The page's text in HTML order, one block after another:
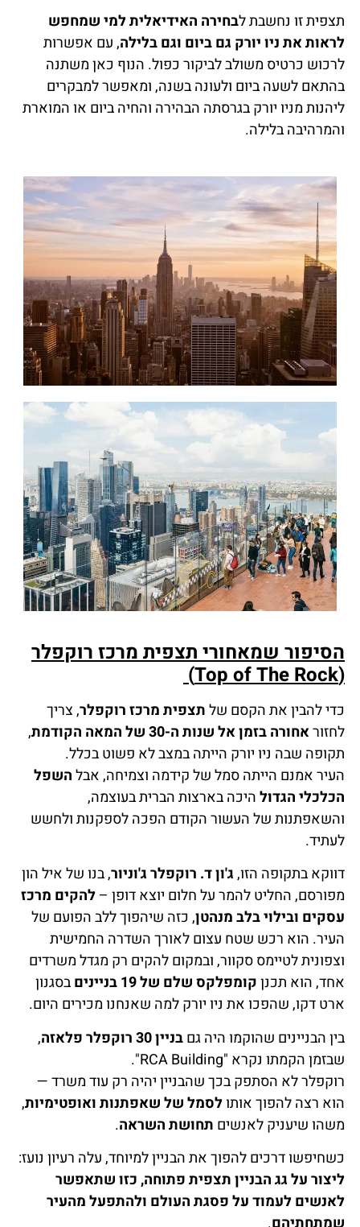
תצפית זו נחשבת לבחירה האידיאלית למי שמחפש
לראות את ניו יורק גם ביום וגם בלילה, עם אפשרות
לרכוש כרטיס משולב לביקור כפול. הנוף כאן משתנה
בהתאם לשעה ביום ולעונה בשנה, ומאפשר למבקרים
ליהנות מניו יורק בגרסתה הבהירה והחיה ביום או המוארת
והמרהיבה בלילה.
הסיפור שמאחורי תצפית מרכז רוקפלר
(Top of The Rock)
כדי להבין את הקסם שלתצפית מרכז רוקפלר, צריך
לחזוראחורה בזמן אל שנות ה-30 של המאה הקודמת
,
תקופה שבה ניו יורק הייתה במצב לא פשוט בכלל.
העיר אמנם הייתה סמל של קידמה וצמיחה, אבלהשפל
הכלכלי הגדולהיכה בארצות הברית בעוצמה,
והשאפתנות של העשור הקודם הפכה לספקנות ולחשש
לעתיד.
דווקא בתקופה הזו,ג'ון ד. רוקפלר ג'וניור, בנו של איל הון
מפורסם, החליט להמר על חלום יוצא דופן –להקים מרכז
עסקים ובילוי בלב מנהטן, כזה שיהפוך ללב הפועם של
העיר. הוא רכש שטח עצום לאורך השדרה החמישית
וצפונית לטיימס סקוור, ובמקום להקים רק מגדל משרדים
אחד, הוא תכנןקומפלקס שלם של 19 בניינים
בסגנון
ארט דקו, שהפכו את ניו יורק למה שאנחנו מכירים היום.
בין הבניינים שהוקמו היה גםבניין 30 רוקפלר פלאזה
,
שבזמן הקמתו נקרא "RCA Building".
רוקפלר לא הסתפק בכך שהבניין יהיה רק עוד משרד —
הוא רצה להפוך אותולסמל של שאפתנות ואופטימיות,
משהו שיעניק לאנשים תחושת השראה.
כשחיפשו דרכים להפוך את הבניין למיוחד, עלה רעיון נועז:
ליצור על גג הבניין תצפית פתוחה, כזו שתאפשר
לאנשים לעמוד על פסגת העולם ולהתפעל מהעיר